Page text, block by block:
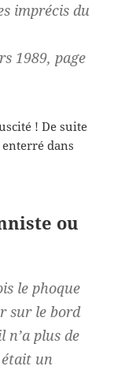
imprécis du
1989, page
! De suite
dans
ou
le phoque
sur le bord
plus de
était un